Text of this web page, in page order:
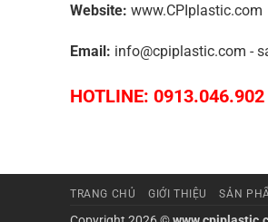
Website: www.CPIplastic.com
Email: info@cpiplastic.com -
HOTLINE: 0913.046.902
TRANG CHỦ GIỚI THIỆU SẢN